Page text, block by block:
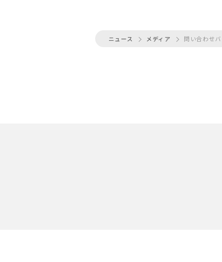
ニュース メディア 問い合わせ